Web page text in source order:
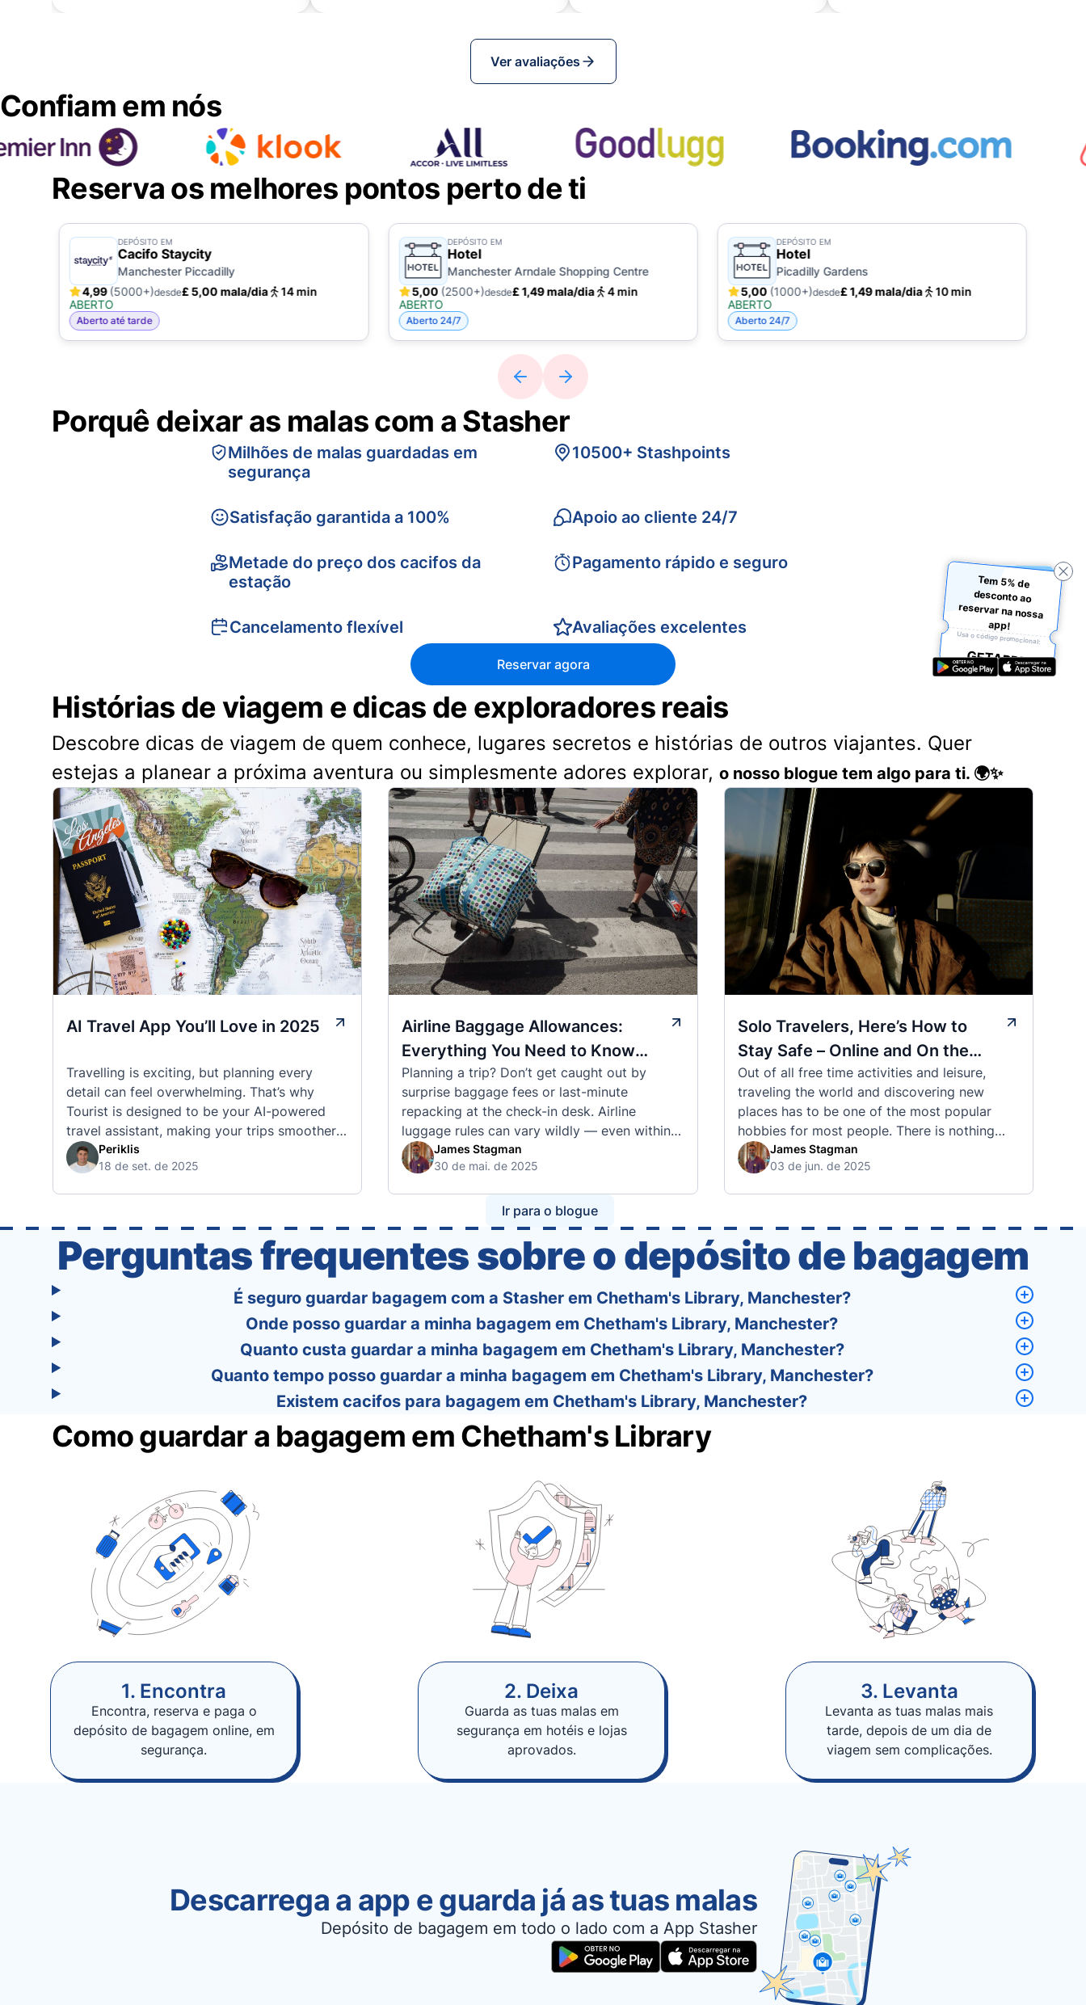
Ver avaliações
Confiam em nós
Reserva os melhores pontos perto de ti
DEPÓSITO EM
Cacifo Staycity
Manchester Piccadilly
4,99(5000+)desde£ 5,00 mala/dia
14 min
ABERTO
Aberto até tarde
DEPÓSITO EM
Hotel
Manchester Arndale Shopping Centre
5,00 (2500+)desde£ 1,49 mala/dia
4 min
ABERTO
Aberto 24/7
DEPÓSITO EM
Hotel
Picadilly Gardens
5,00 (1000+)desde£ 1,49 mala/dia
10 min
ABERTO
Aberto 24/7
Porquê deixar as malas com a Stasher
Milhões de malas guardadas em
segurança
Satisfação garantida a 100%
Metade do preço dos cacifos da
estação
Cancelamento flexível
10500+ Stashpoints
Apoio ao cliente 24/7
Pagamento rápido e seguro
Avaliações excelentes
Reservar agora
Histórias de viagem e dicas de exploradores reais
Descobre dicas de viagem de quem conhece, lugares secretos e histórias de outros viajantes. Quer
estejas a planear a próxima aventura ou simplesmente adores explorar, o nosso blogue tem algo para ti. 🌍✨
AI Travel App You’ll Love in 2025
Travelling is exciting, but planning every
detail can feel overwhelming. That’s why
Tourist is designed to be your AI-powered
travel assistant, making your trips smoother,
smarter, and stress-free. 🧭 What Makes the
Tourist App Unique? Unlike standard travel
trip planning becomes as exciting …
Periklis
18 de set. de 2025
Airline Baggage Allowances:
Everything You Need to Know
Before You Fly
Planning a trip? Don’t get caught out by
surprise baggage fees or last-minute
repacking at the check-in desk. Airline
luggage rules can vary wildly — even within
the same country or alliance. That’s why
we’ve created a detailed set of guides to help
policies of over 30 international …
James Stagman
30 de mai. de 2025
Solo Travelers, Here’s How to
Stay Safe – Online and On the
Road
Out of all free time activities and leisure,
traveling the world and discovering new
places has to be one of the most popular
hobbies for most people. There is nothing
quite like visiting a brand new city, country,
or region and experiencing the culture, the
James Stagman
03 de jun. de 2025
Ir para o blogue
Perguntas frequentes sobre o depósito de bagagem
É seguro guardar bagagem com a Stasher em Chetham's Library, Manchester?
Onde posso guardar a minha bagagem em Chetham's Library, Manchester?
Quanto custa guardar a minha bagagem em Chetham's Library, Manchester?
Quanto tempo posso guardar a minha bagagem em Chetham's Library, Manchester?
Existem cacifos para bagagem em Chetham's Library, Manchester?
Como guardar a bagagem em Chetham's Library
1. Encontra
Encontra, reserva e paga o
depósito de bagagem online, em
segurança.
2. Deixa
Guarda as tuas malas em
segurança em hotéis e lojas
aprovados.
3. Levanta
Levanta as tuas malas mais
tarde, depois de um dia de
viagem sem complicações.
Descarrega a app e guarda já as tuas malas
Depósito de bagagem em todo o lado com a App Stasher
Tem 5% de
desconto ao
reservar na nossa
app!
Usa o código promocional:
GETAPP5